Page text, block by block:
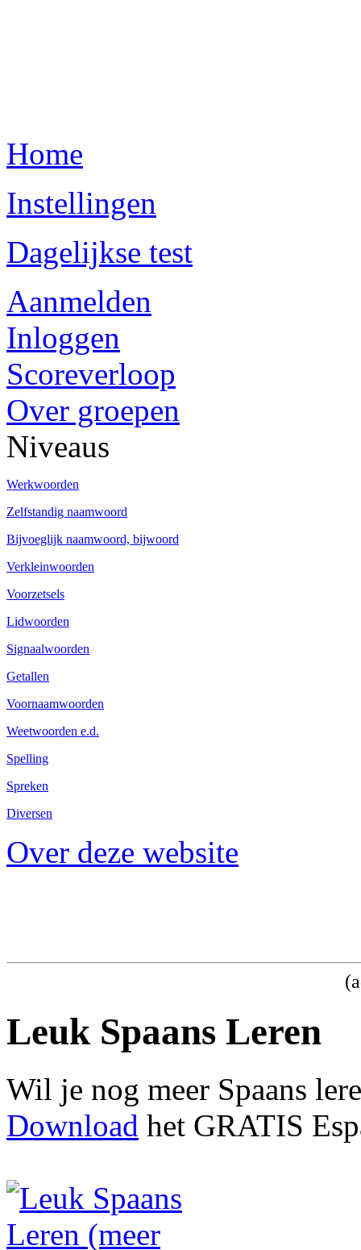
Home
Instellingen
Dagelijkse test
Aanmelden
Inloggen
Scoreverloop
Over groepen
Niveaus
Werkwoorden
Zelfstandig naamwoord
Bijvoeglijk naamwoord, bijwoord
Verkleinwoorden
Voorzetsels
Lidwoorden
Signaalwoorden
Getallen
Voornaamwoorden
Weetwoorden e.d.
Spelling
Spreken
Diversen
Over deze website
Leuk Spaans Leren
Wil je nog meer Spaans
Download het GRATIS